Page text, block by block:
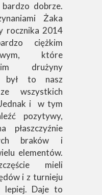
dobrze.
Żaka
rocznika 2014
ciężkim
które
im drużyny
był to nasz
wszystkich
i w tym
pozytywy,
płaszczyźnie
braków i
elementów.
mieli
i z turnieju
lepiej. Daje to